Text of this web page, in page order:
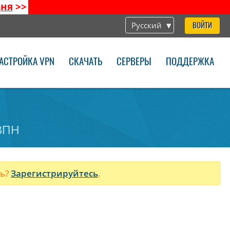
>>
Русский ВОЙТИ
VPN СКАЧАТЬ СЕРВЕРЫ ПОДДЕРЖКА
Зарегистрируйтесь.